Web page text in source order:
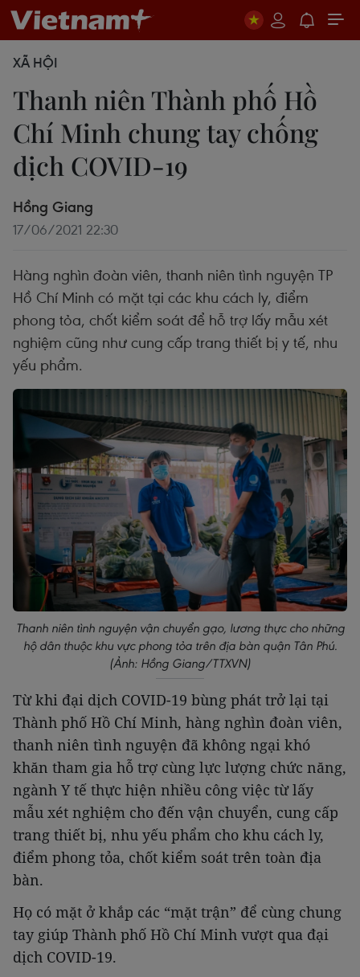
XÃ HỘI
Thanh niên Thành phố Hồ
Chí Minh chung tay chống
dịch COVID-19
Hồng Giang
17/06/2021 22:30
Hàng nghìn đoàn viên, thanh niên tình nguyện TP
Hồ Chí Minh có mặt tại các khu cách ly, điểm
phong tỏa, chốt kiểm soát để hỗ trợ lấy mẫu xét
nghiệm cũng như cung cấp trang thiết bị y tế, nhu
yếu phẩm.
Thanh niên tình nguyện vận chuyển gạo, lương thực cho những
hộ dân thuộc khu vực phong tỏa trên địa bàn quận Tân Phú.
(Ảnh: Hồng Giang/TTXVN)
Từ khi đại dịch COVID-19 bùng phát trở lại tại
Thành phố Hồ Chí Minh, hàng nghìn đoàn viên,
thanh niên tình nguyện đã không ngại khó
khăn tham gia hỗ trợ cùng lực lượng chức năng,
ngành Y tế thực hiện nhiều công việc từ lấy
mẫu xét nghiệm cho đến vận chuyển, cung cấp
trang thiết bị, nhu yếu phẩm cho khu cách ly,
điểm phong tỏa, chốt kiểm soát trên toàn địa
bàn.
Họ có mặt ở khắp các “mặt trận” để cùng chung
tay giúp Thành phố Hồ Chí Minh vượt qua đại
dịch COVID-19.